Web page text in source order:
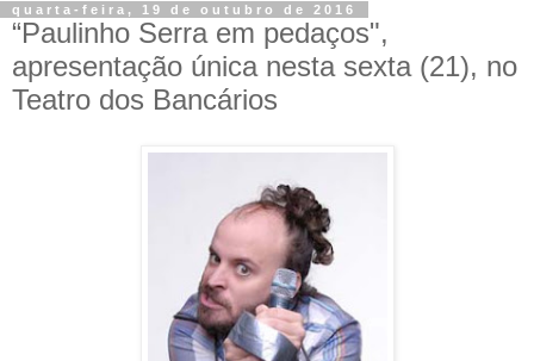
quarta-feira, 19 de outubro de 2016
“Paulinho Serra em pedaços",
apresentação única nesta sexta (21), no
Teatro dos Bancários